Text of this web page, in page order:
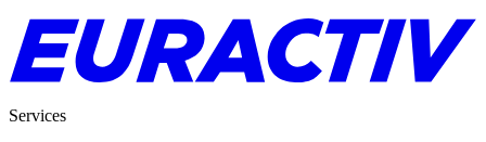
Services